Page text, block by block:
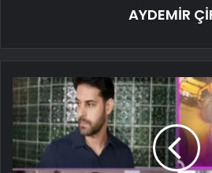
AYDEMİR